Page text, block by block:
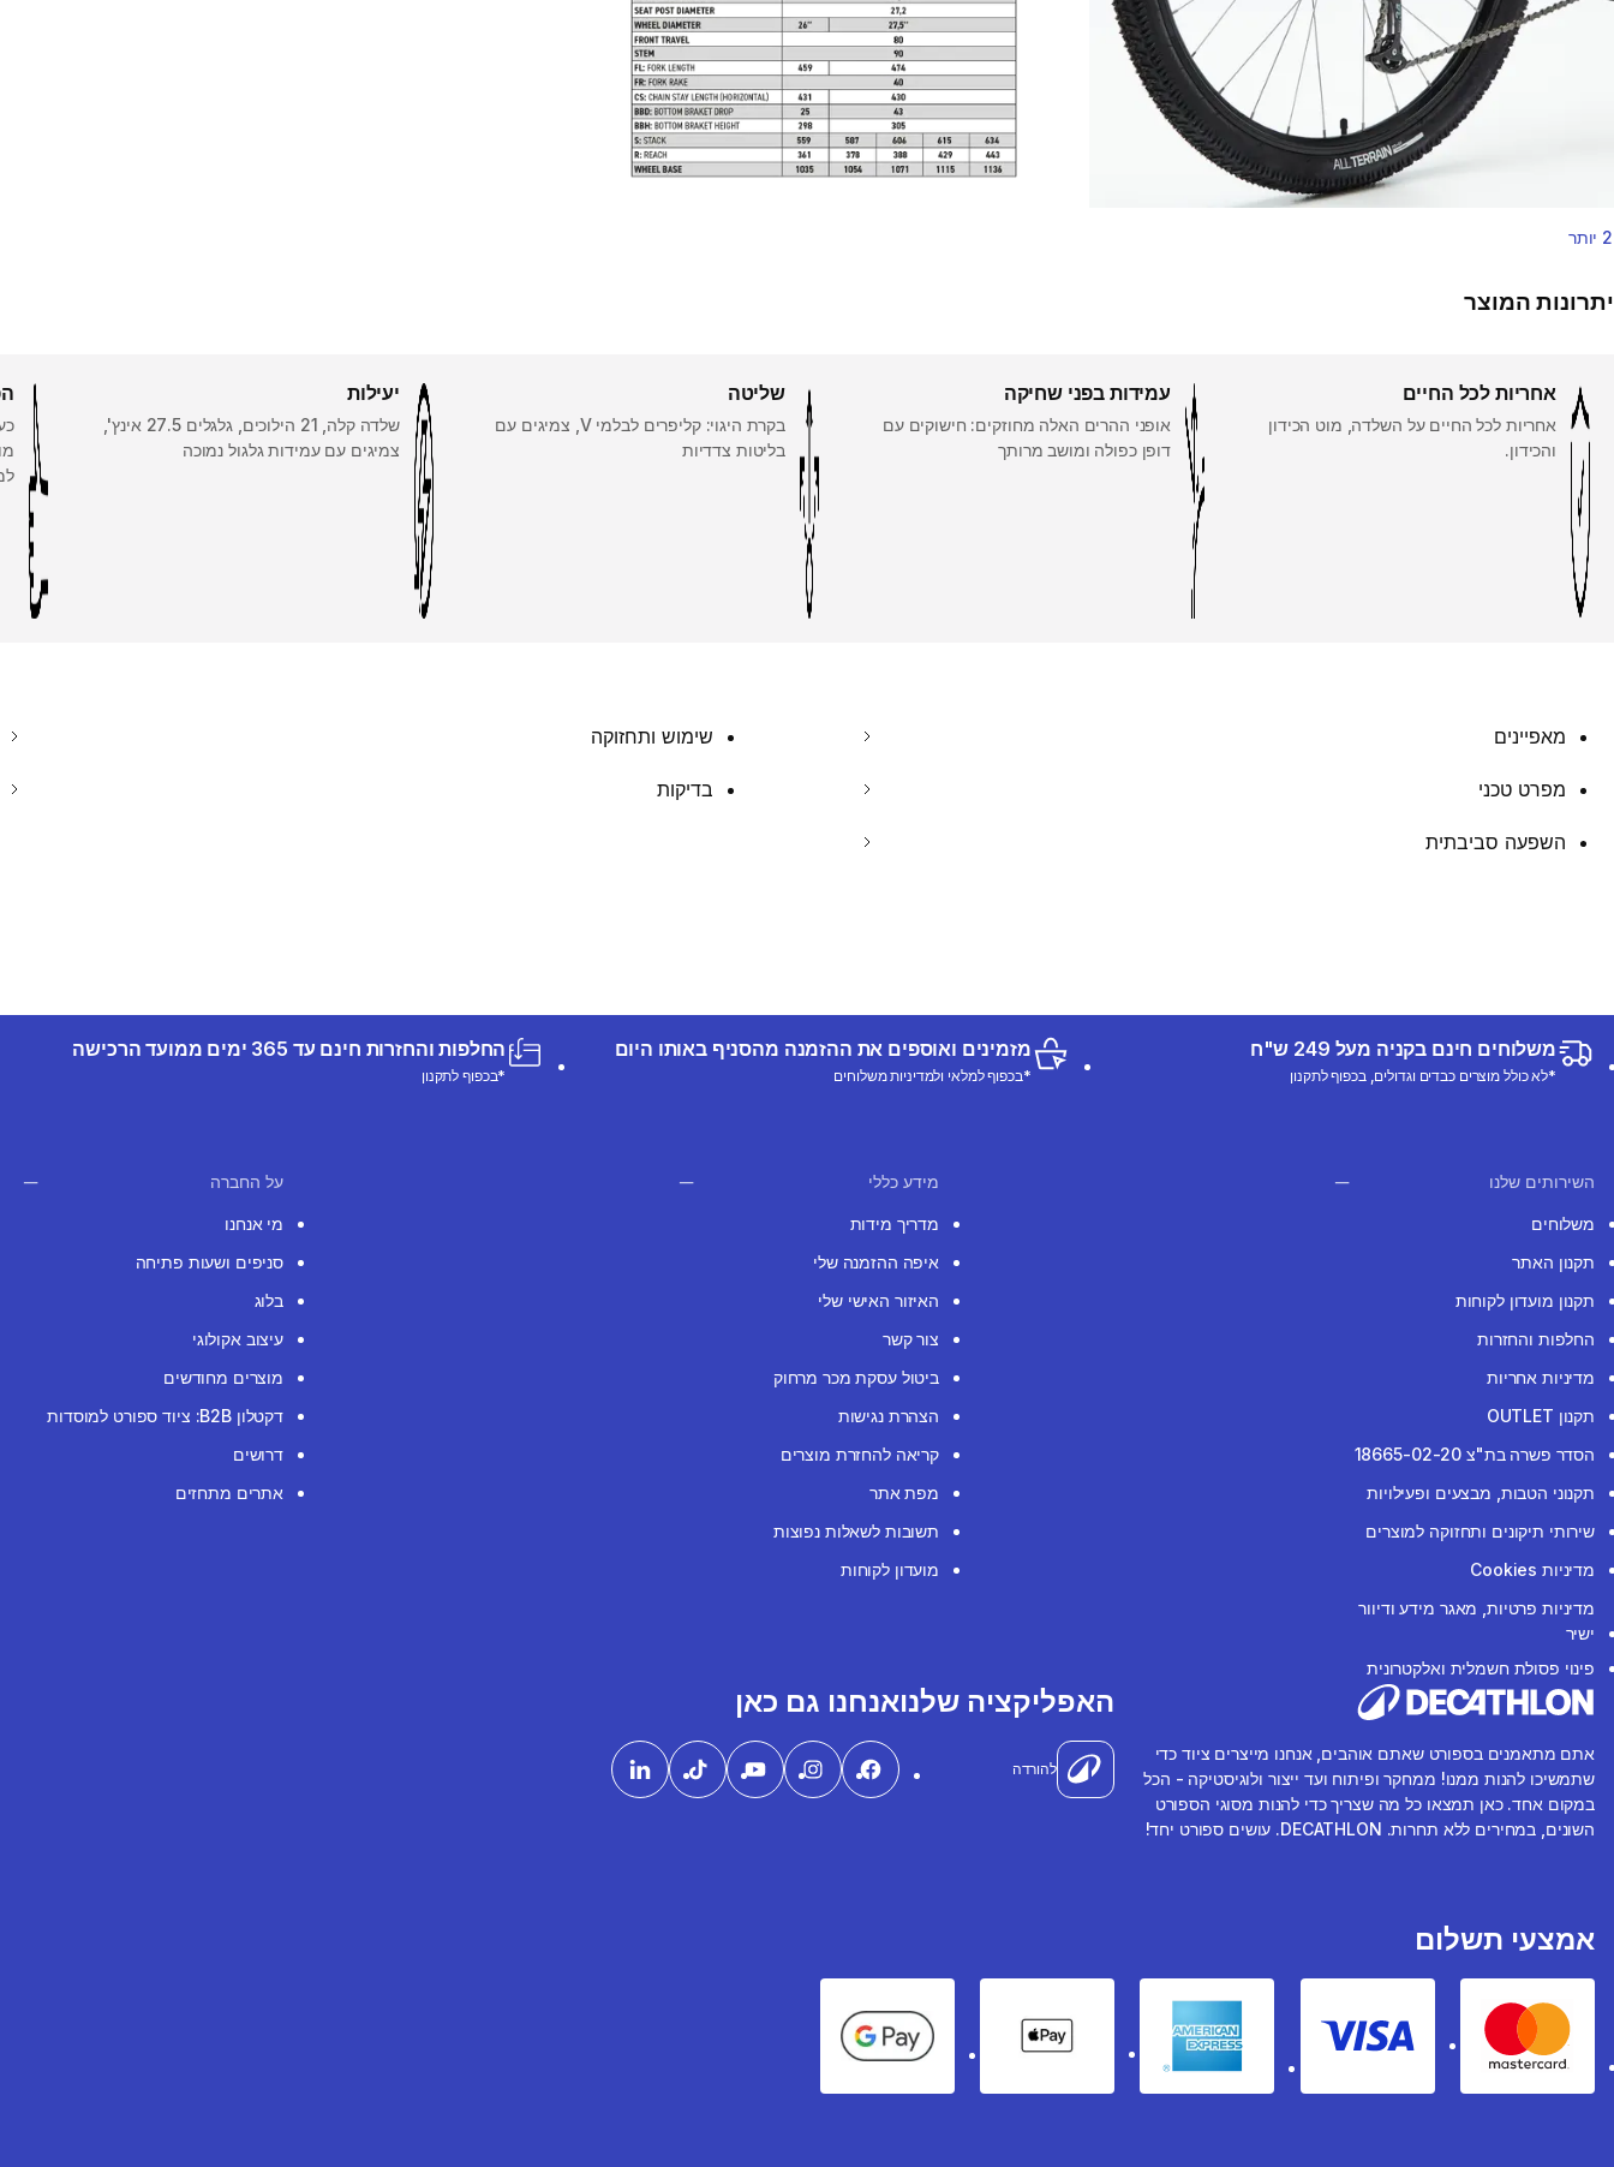
2 יותר
יתרונות המוצר
אחריות לכל החיים
אחריות לכל החיים על השלדה, מוט הכידון
והכידון.
עמידות בפני שחיקה
אופני ההרים האלה מחוזקים: חישוקים עם
דופן כפולה ומושב מרותך
שליטה
בקרת היגוי: קליפרים לבלמי V, צמיגים עם
בליטות צדדיות
יעילות
שלדה קלה, 21 הילוכים, גלגלים 27.5 אינץ',
צמיגים עם עמידות גלגול נמוכה
מאפיינים שימוש ותחזוקה
מפרט טכני בדיקות
השפעה סביבתית
משלוחים חינם בקניה מעל 249 ש"ח
*לא כולל מוצרים כבדים וגדולים, בכפוף לתקנון
מזמינים ואוספים את ההזמנה מהסניף באותו היום
*בכפוף למלאי ולמדיניות משלוחים
החלפות והחזרות חינם עד 365 ימים ממועד הרכישה
*בכפוף לתקנון
השירותים שלנו
משלוחים
תקנון האתר
תקנון מועדון לקוחות
החלפות והחזרות
מדיניות אחריות
תקנון OUTLET
הסדר פשרה בת"צ 18665-02-20
תקנוני הטבות, מבצעים ופעילויות
שירותי תיקונים ותחזוקה למוצרים
מדיניות Cookies
מדיניות פרטיות, מאגר מידע ודיוור
ישיר
פינוי פסולת חשמלית ואלקטרונית
מידע כללי
מדריך מידות
איפה ההזמנה שלי
האיזור האישי שלי
צור קשר
ביטול עסקת מכר מרחוק
הצהרת נגישות
קריאה להחזרת מוצרים
מפת אתר
תשובות לשאלות נפוצות
מועדון לקוחות
על החברה
מי אנחנו
סניפים ושעות פתיחה
בלוג
עיצוב אקולוגי
מוצרים מחודשים
דקטלון B2B: ציוד ספורט למוסדות
דרושים
אתרים מתחזים
אתם מתאמנים בספורט שאתם אוהבים, אנחנו מייצרים ציוד כדי
שתמשיכו להנות ממנו! ממחקר ופיתוח ועד ייצור ולוגיסטיקה - הכל
במקום אחד. כאן תמצאו כל מה שצריך כדי להנות מסוגי הספורט
השונים, במחירים ללא תחרות. DECATHLON. עושים ספורט יחד!
האפליקציה שלנו
להורדה
אנחנו גם כאן
אמצעי תשלום
Mastercard
Visa
American express
Apple Pay
Google Pay